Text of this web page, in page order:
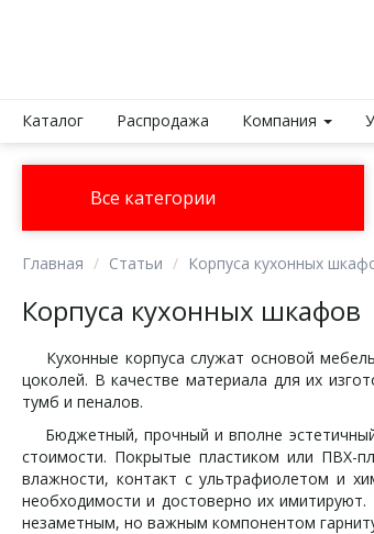
Каталог Распродажа Компания
Все категории
Главная Статьи Корпуса кухонных
Корпуса кухонных шкафов
Кухонные корпуса служат основой
цоколей. В качестве материала для их
тумб и пеналов.
Бюджетный, прочный и вполне эстетичный
стоимости. Покрытые пластиком или ПВХ-
влажности, контакт с ультрафиолетом и
необходимости и достоверно их
незаметным, но важным компонентом